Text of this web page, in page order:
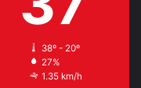
38º - 20º
27%
1.35 km/h